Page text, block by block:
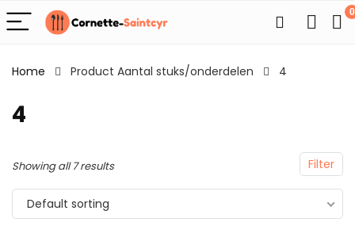
0
Home Product Aantal stuks/onderdelen 4
4
Filter
Showing all 7 results
Default sorting